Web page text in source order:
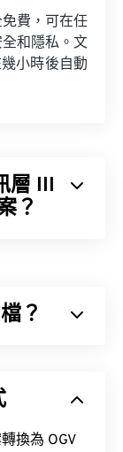
費，可在任
和隱私。文
小時後自動
層 III
？
小、音質尚
？
基金會
）和元資
OGV